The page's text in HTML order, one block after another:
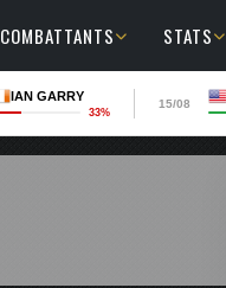
COMBATTANTS STATS
IAN GARRY
33%
15/08